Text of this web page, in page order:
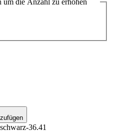
um die Anzahl zu erhöhen
36.41